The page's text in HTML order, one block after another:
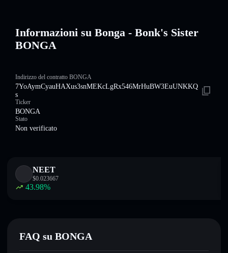
Informazioni su Bonga - Bonk's Sister
BONGA
Indirizzo del contratto BONGA
7YoAymCyauHAXus3snMEKcLgRx546MrHuBW3EuUNKKQ
s
Ticker
BONGA
Stato
Non verificato
NEET
$0.023667
43.98%
FAQ su BONGA